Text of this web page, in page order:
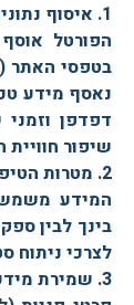
1. איסוף נתונים ושימוש במידע
הפורטל
בטפסי האתר
נאסף מידע
שיפור
2. מטרות הטיפול במידע
המידע משמש
בינך לבין
לצרכי ניתוח
3. שמירת מידע וזכויות המשתמש